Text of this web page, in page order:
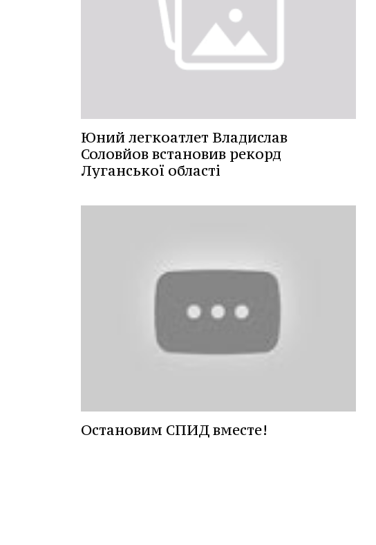
Юний легкоатлет Владислав
Соловйов встановив рекорд
Луганської області
Остановим СПИД вместе!